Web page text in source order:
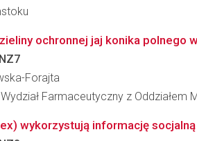
ochronnej jaj konika polnego
NZ7
Forajta
Farmaceutyczny z Oddziałem
wykorzystują informację